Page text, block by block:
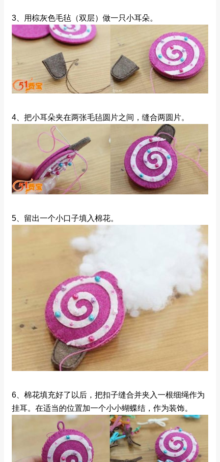
3、用棕灰色毛毡（双层）做一只小耳朵。
4、把小耳朵夹在两张毛毡圆片之间，缝合两圆片。
5、留出一个小口子填入棉花。
6、棉花填充好了以后，把扣子缝合并夹入一根细绳作为
挂耳。在适当的位置加一个小小蝴蝶结，作为装饰。